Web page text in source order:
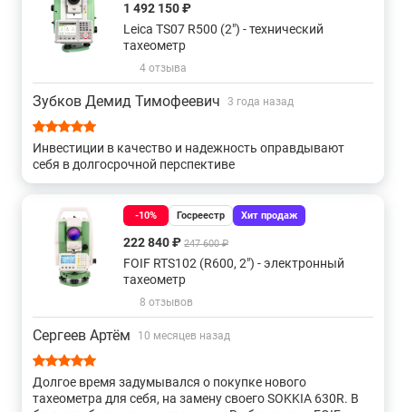
С оптическим центриром и точностью 1"
С точностью 1" и закрепительными винтами
С точностью 1" и бесконечными винтами
С оптическим центриром и точностью 2"
С лазерным центриром и точностью 2"
С точностью 2" и бесконечными винтами
С точностью 2" и закрепительными винтами
С оптическим центриром и точностью 3"
С лазерным центриром и точностью 3"
1 492 150 ₽
Leica TS07 R500 (2") - технический
тахеометр
4 отзыва
Зубков Демид Тимофеевич 3 года назад
Инвестиции в качество и надежность оправдывают
себя в долгосрочной перспективе
-10% Госреестр Хит продаж
222 840 ₽ 247 600 ₽
FOIF RTS102 (R600, 2") - электронный
тахеометр
8 отзывов
Сергеев Артём 10 месяцев назад
Долгое время задумывался о покупке нового
тахеометра для себя, на замену своего SOKKIA 630R. В